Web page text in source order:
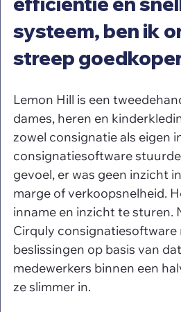
systeem, ben ik
streep
Lemon Hill is een
dames, heren en
zowel consignatie als eigen
consignatiesoftware
gevoel, er was geen inzicht
marge of verkoopsnelheid.
inname en inzicht te sturen.
Cirquly consignatiesoftware
beslissingen op basis van
medewerkers binnen een
ze slimmer in.